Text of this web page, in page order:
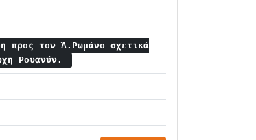
προς τον Ά.Ρωμάνο σχετικά
Ρουανύν.